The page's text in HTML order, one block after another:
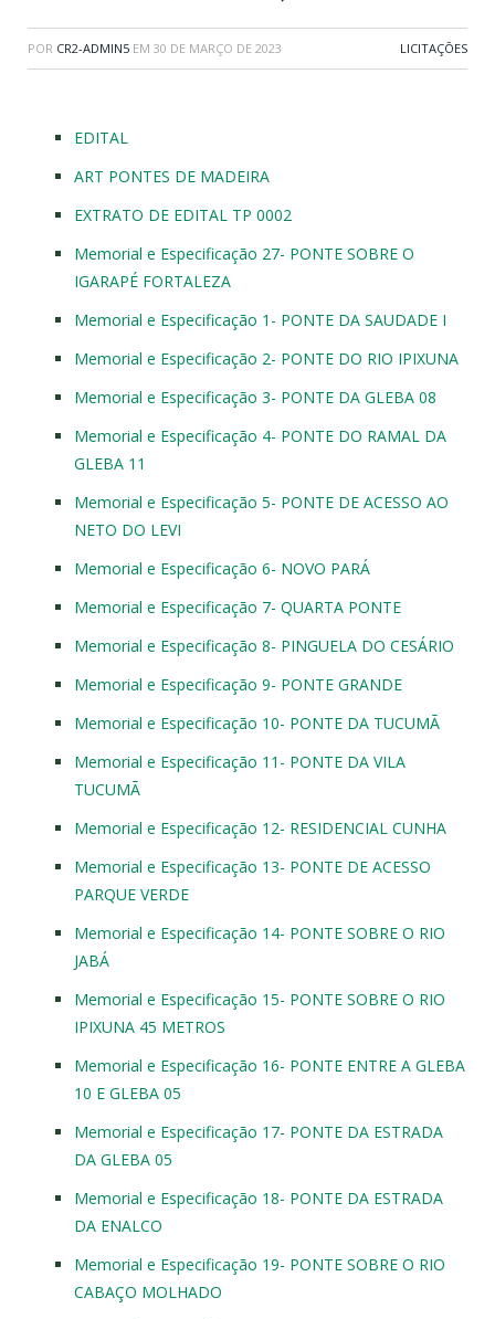
POR CR2-ADMIN5 EM 30 DE MARÇO DE 2023 LICITAÇÕES
EDITAL
ART PONTES DE MADEIRA
EXTRATO DE EDITAL TP 0002
Memorial e Especificação 27- PONTE SOBRE O
IGARAPÉ FORTALEZA
Memorial e Especificação 1- PONTE DA SAUDADE I
Memorial e Especificação 2- PONTE DO RIO IPIXUNA
Memorial e Especificação 3- PONTE DA GLEBA 08
Memorial e Especificação 4- PONTE DO RAMAL DA
GLEBA 11
Memorial e Especificação 5- PONTE DE ACESSO AO
NETO DO LEVI
Memorial e Especificação 6- NOVO PARÁ
Memorial e Especificação 7- QUARTA PONTE
Memorial e Especificação 8- PINGUELA DO CESÁRIO
Memorial e Especificação 9- PONTE GRANDE
Memorial e Especificação 10- PONTE DA TUCUMÃ
Memorial e Especificação 11- PONTE DA VILA
TUCUMÃ
Memorial e Especificação 12- RESIDENCIAL CUNHA
Memorial e Especificação 13- PONTE DE ACESSO
PARQUE VERDE
Memorial e Especificação 14- PONTE SOBRE O RIO
JABÁ
Memorial e Especificação 15- PONTE SOBRE O RIO
IPIXUNA 45 METROS
Memorial e Especificação 16- PONTE ENTRE A GLEBA
10 E GLEBA 05
Memorial e Especificação 17- PONTE DA ESTRADA
DA GLEBA 05
Memorial e Especificação 18- PONTE DA ESTRADA
DA ENALCO
Memorial e Especificação 19- PONTE SOBRE O RIO
CABAÇO MOLHADO